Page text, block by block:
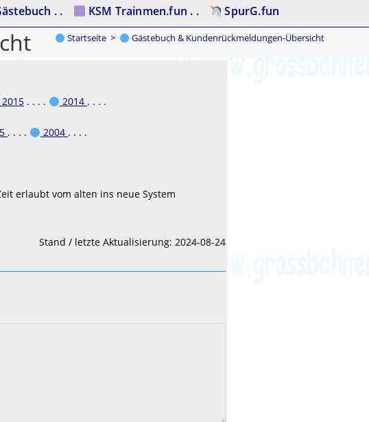
. . KSM Trainmen.fun . . SpurG.fun
Startseite > Gästebuch & Kundenrückmeldungen-Übersicht
2015. . . . 2014 . . . .
. . . . 2004 . . . .
erlaubt vom alten ins neue System
Stand / letzte Aktualisierung: 2024-08-24